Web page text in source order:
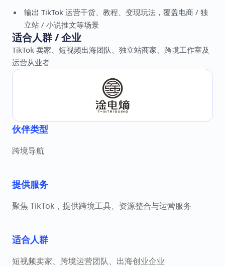
输出 TikTok 运营干货、教程、变现玩法，覆盖电商 / 独
立站 / 小说推文等场景
适合人群 / 企业
TikTok 卖家、短视频出海团队、独立站商家、跨境工作室及
运营从业者
伙伴类型
跨境导航
提供服务
聚焦 TikTok，提供跨境工具、资源整合与运营服务
适合人群
短视频卖家、跨境运营团队、出海创业企业